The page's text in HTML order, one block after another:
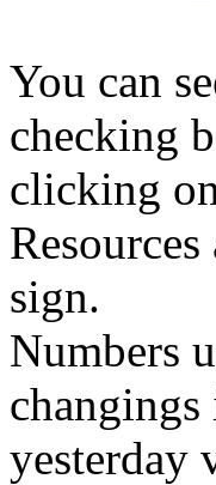
You can
checking
clicking
sign.
Numbers
yesterday